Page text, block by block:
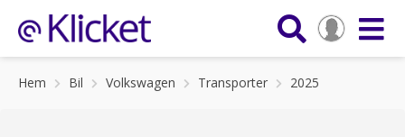
Hem Bil Volkswagen Transporter 2025